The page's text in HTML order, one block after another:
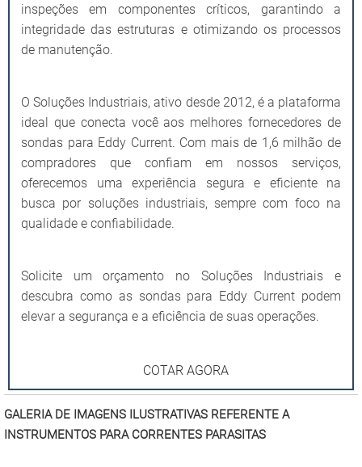
inspeções em componentes críticos, garantindo a
integridade das estruturas e otimizando os processos
de manutenção.
O Soluções Industriais, ativo desde 2012, é a plataforma
ideal que conecta você aos melhores fornecedores de
sondas para Eddy Current. Com mais de 1,6 milhão de
compradores que confiam em nossos serviços,
oferecemos uma experiência segura e eficiente na
busca por soluções industriais, sempre com foco na
qualidade e confiabilidade.
Solicite um orçamento no Soluções Industriais e
descubra como as sondas para Eddy Current podem
elevar a segurança e a eficiência de suas operações.
COTAR AGORA
GALERIA DE IMAGENS ILUSTRATIVAS REFERENTE A
INSTRUMENTOS PARA CORRENTES PARASITAS